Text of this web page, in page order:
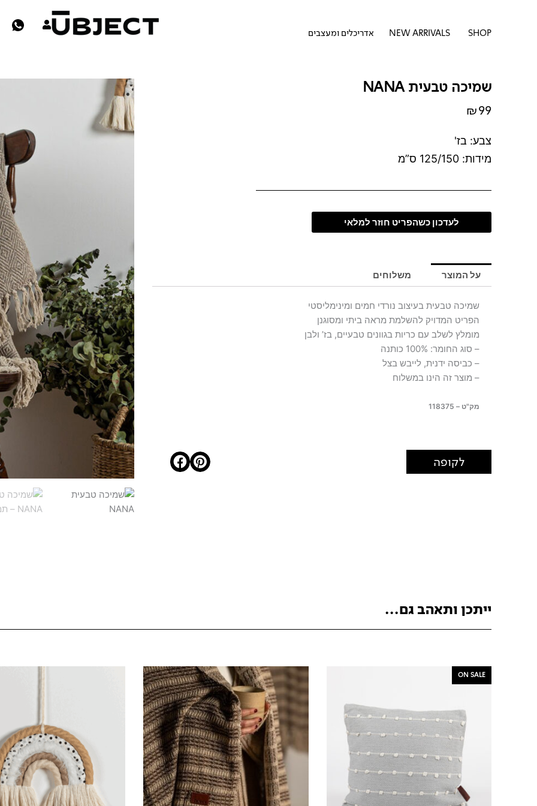
SHOP פתח SHOPNEW ARRIVALS אדריכלים ומעצבים
שמיכה טבעית NANA
₪99
צבע: בז'
מידות: 125/150 ס”מ
לעדכון כשהפריט חוזר למלאי
על המוצר משלוחים
שמיכה טבעית בעיצוב נורדי חמים ומינימליסטי
הפריט המדויק להשלמת מראה ביתי ומסוגנן
מומלץ לשלב עם כריות בגוונים טבעיים, בז’ ולבן
– סוג החומר: 100% כותנה
– כביסה ידנית, לייבש בצל
– מוצר זה הינו במשלוח
מק"ט – 118375
לקופה
ייתכן ותאהב גם...
ON SALE